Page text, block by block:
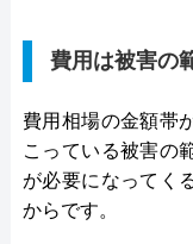
費用は被害の
費用相場の金額帯
こっている被害の
が必要になってく
からです。